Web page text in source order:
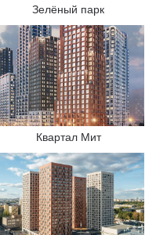
Зелёный парк
Квартал Мит